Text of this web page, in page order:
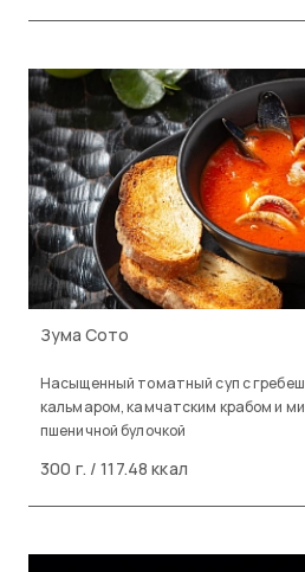
Зума Сото
Насыщенный томатный суп с
кальмаром, камчатским крабом и
пшеничной булочкой
300 г. / 117.48 ккал